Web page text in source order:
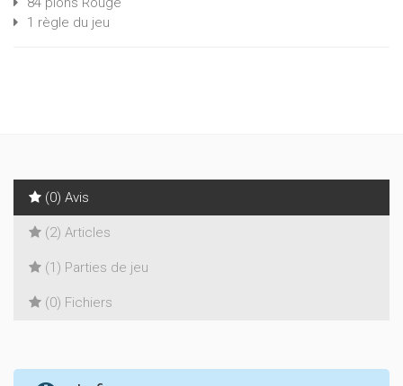
1 règle du jeu
(0) Avis
(2) Articles
(1) Parties de jeu
(0) Fichiers